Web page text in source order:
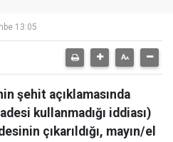
13:05
şehit açıklamasında
kullanmadığı iddiası)
çıkarıldığı, mayın/el